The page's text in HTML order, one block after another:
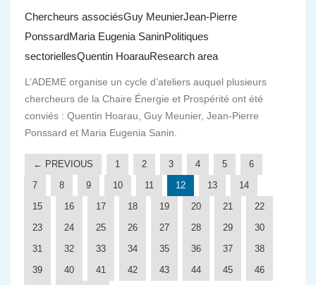
Chercheurs associésGuy MeunierJean-Pierre
PonssardMaria Eugenia SaninPolitiques
sectoriellesQuentin HoarauResearch area
L’ADEME organise un cycle d’ateliers auquel plusieurs
chercheurs de la Chaire Énergie et Prospérité ont été
conviés : Quentin Hoarau, Guy Meunier, Jean-Pierre
Ponssard et Maria Eugenia Sanin.
← PREVIOUS 1 2 3 4 5
6
7
8 9 10 11 12 13
14
15
16 17 18 19 20 21
22
23
24 25 26 27 28 29
30
31
32 33 34 35 36 37
38
39
40 41 42 43 44 45
46